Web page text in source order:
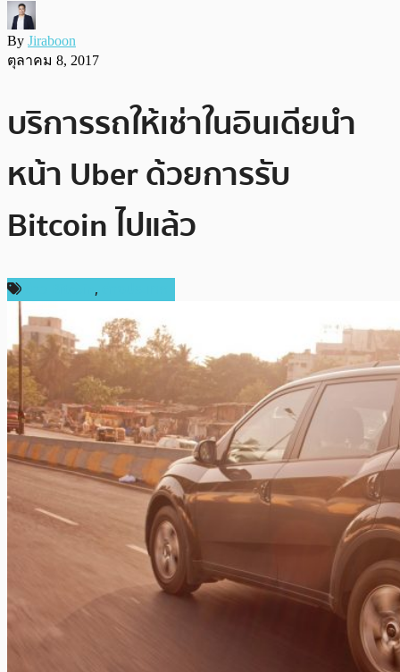
By Jiraboon
ตุลาคม 8, 2017
บริการรถให้เช่าในอินเดียนำ
หน้า Uber ด้วยการรับ
Bitcoin ไปแล้ว
,